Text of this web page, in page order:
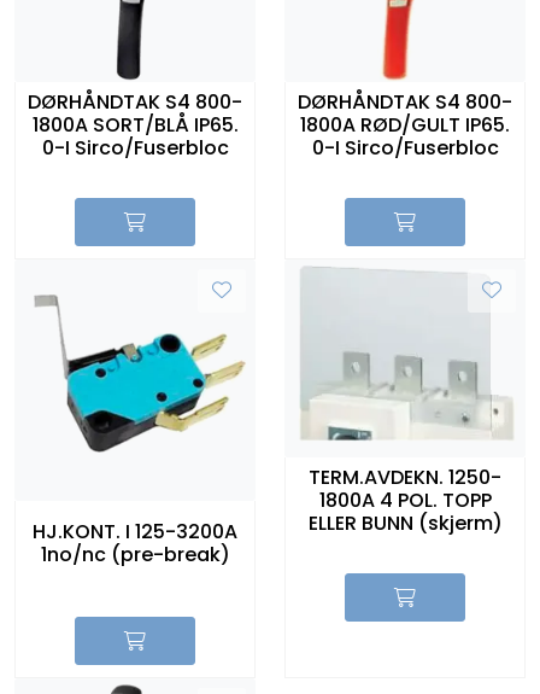
DØRHÅNDTAK S4 800-
1800A SORT/BLÅ IP65.
0-I Sirco/Fuserbloc
DØRHÅNDTAK S4 800-
1800A RØD/GULT IP65.
0-I Sirco/Fuserbloc
HJ.KONT. I 125-3200A
1no/nc (pre-break)
TERM.AVDEKN. 1250-
1800A 4 POL. TOPP
ELLER BUNN (skjerm)